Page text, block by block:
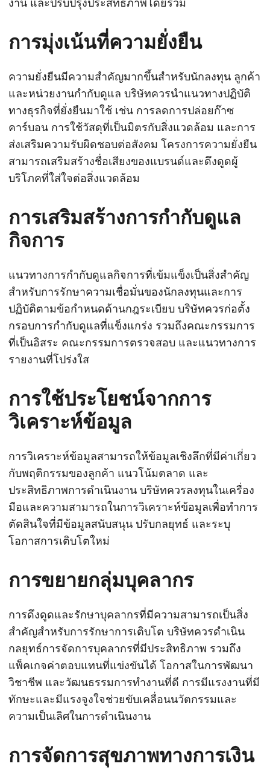
งาน และปรับปรุงประสิทธิภาพโดยรวม
การมุ่งเน้นที่ความยั่งยืน
ความยั่งยืนมีความสำคัญมากขึ้นสำหรับนักลงทุน ลูกค้า
และหน่วยงานกำกับดูแล บริษัทควรนำแนวทางปฏิบัติ
ทางธุรกิจที่ยั่งยืนมาใช้ เช่น การลดการปล่อยก๊าซ
คาร์บอน การใช้วัสดุที่เป็นมิตรกับสิ่งแวดล้อม และการ
ส่งเสริมความรับผิดชอบต่อสังคม โครงการความยั่งยืน
สามารถเสริมสร้างชื่อเสียงของแบรนด์และดึงดูดผู้
บริโภคที่ใส่ใจต่อสิ่งแวดล้อม
การเสริมสร้างการกำกับดูแล
กิจการ
แนวทางการกำกับดูแลกิจการที่เข้มแข็งเป็นสิ่งสำคัญ
สำหรับการรักษาความเชื่อมั่นของนักลงทุนและการ
ปฏิบัติตามข้อกำหนดด้านกฎระเบียบ บริษัทควรก่อตั้ง
กรอบการกำกับดูแลที่แข็งแกร่ง รวมถึงคณะกรรมการ
ที่เป็นอิสระ คณะกรรมการตรวจสอบ และแนวทางการ
รายงานที่โปร่งใส
การใช้ประโยชน์จากการ
วิเคราะห์ข้อมูล
การวิเคราะห์ข้อมูลสามารถให้ข้อมูลเชิงลึกที่มีค่าเกี่ยว
กับพฤติกรรมของลูกค้า แนวโน้มตลาด และ
ประสิทธิภาพการดำเนินงาน บริษัทควรลงทุนในเครื่อง
มือและความสามารถในการวิเคราะห์ข้อมูลเพื่อทำการ
ตัดสินใจที่มีข้อมูลสนับสนุน ปรับกลยุทธ์ และระบุ
โอกาสการเติบโตใหม่
การขยายกลุ่มบุคลากร
การดึงดูดและรักษาบุคลากรที่มีความสามารถเป็นสิ่ง
สำคัญสำหรับการรักษาการเติบโต บริษัทควรดำเนิน
กลยุทธ์การจัดการบุคลากรที่มีประสิทธิภาพ รวมถึง
แพ็คเกจค่าตอบแทนที่แข่งขันได้ โอกาสในการพัฒนา
วิชาชีพ และวัฒนธรรมการทำงานที่ดี การมีแรงงานที่มี
ทักษะและมีแรงจูงใจช่วยขับเคลื่อนนวัตกรรมและ
ความเป็นเลิศในการดำเนินงาน
การจัดการสุขภาพทางการเงิน